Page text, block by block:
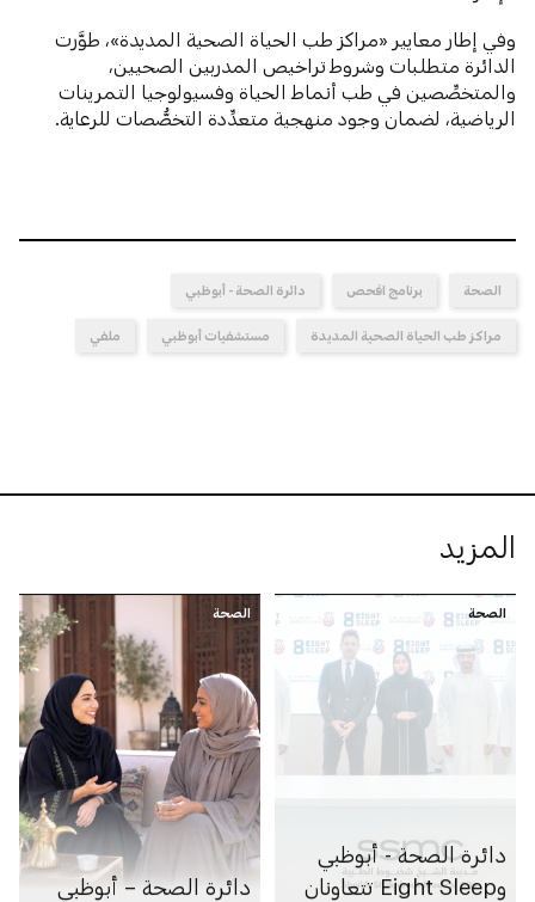
وفي إطار معايير «مراكز طب الحياة الصحية المديدة»، طوَّرت
الدائرة متطلبات وشروط تراخيص المدربين الصحيين،
والمتخصِّصين في طب أنماط الحياة وفسيولوجيا التمرينات
الرياضية، لضمان وجود منهجية متعدِّدة التخصُّصات للرعاية.
الصحة برنامج افحص دائرة الصحة - أبوظبي
مراكز طب الحياة الصحية المديدة مستشفيات أبوظبي ملفي
المزيد
الصحة
دائرة الصحة - أبوظبي
وEight Sleep تتعاونان
الصحة
دائرة الصحة – أبوظبي